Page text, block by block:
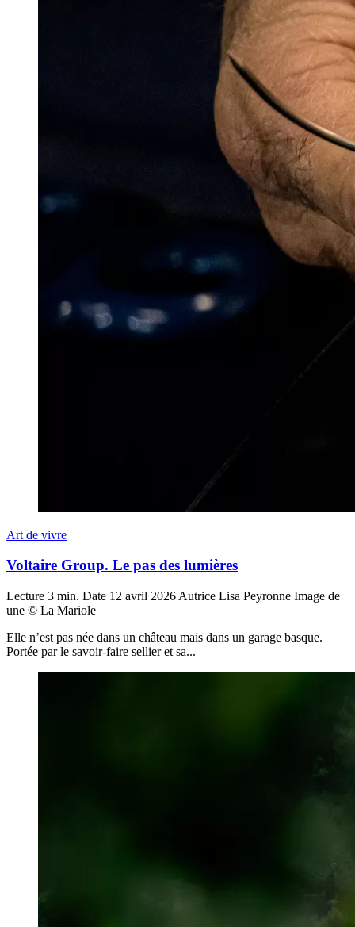
Art de vivre
Voltaire Group. Le pas des lumières
Lecture 3 min. Date 12 avril 2026 Autrice Lisa Peyronne Image de
une © La Mariole
Elle n’est pas née dans un château mais dans un garage basque.
Portée par le savoir-faire sellier et sa...